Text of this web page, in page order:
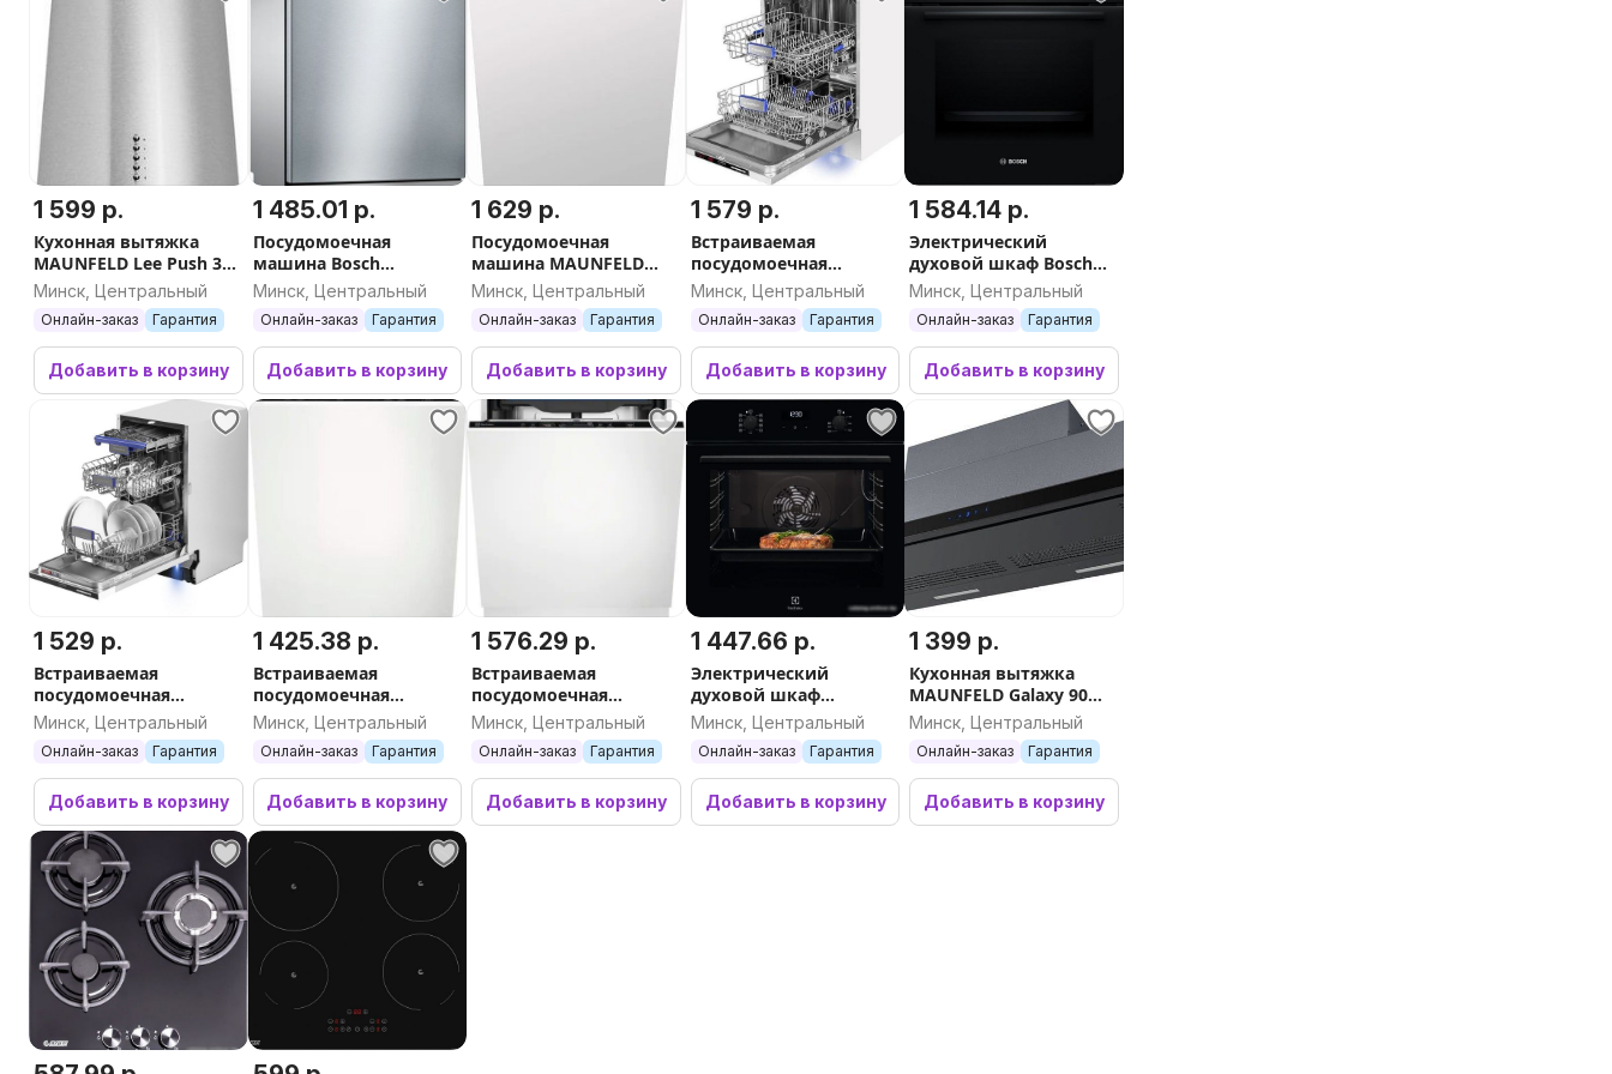
1 599 р.
Кухонная вытяжка
MAUNFELD Lee Push 39
(нержавеющая сталь)
Минск, Центральный
Онлайн-заказ Гарантия
Добавить в корзину
1 485.01 р.
Посудомоечная
машина Bosch
SMS25AI05E
Минск, Центральный
Онлайн-заказ Гарантия
Добавить в корзину
1 629 р.
Посудомоечная
машина MAUNFELD
MLP 08B
Минск, Центральный
Онлайн-заказ Гарантия
Добавить в корзину
1 579 р.
Встраиваемая
посудомоечная
машина MAUNFELD
MLP-122D Light Beam
Минск, Центральный
Онлайн-заказ Гарантия
Добавить в корзину
1 584.14 р.
Электрический
духовой шкаф Bosch
Serie 2 HBA571BB4
Минск, Центральный
Онлайн-заказ Гарантия
Добавить в корзину
1 529 р.
Встраиваемая
посудомоечная
машина MAUNFELD
MLP-083D Light Beam
Минск, Центральный
Онлайн-заказ Гарантия
Добавить в корзину
1 425.38 р.
Встраиваемая
посудомоечная
машина Electrolux
AirDry 300 KEAC3200L
Минск, Центральный
Онлайн-заказ Гарантия
Добавить в корзину
1 576.29 р.
Встраиваемая
посудомоечная
машина Electrolux
EEM48300L
Минск, Центральный
Онлайн-заказ Гарантия
Добавить в корзину
1 447.66 р.
Электрический
духовой шкаф
Electrolux EOE5C71Z
Минск, Центральный
Онлайн-заказ Гарантия
Добавить в корзину
1 399 р.
Кухонная вытяжка
MAUNFELD Galaxy 90
(черный)
Минск, Центральный
Онлайн-заказ Гарантия
Добавить в корзину